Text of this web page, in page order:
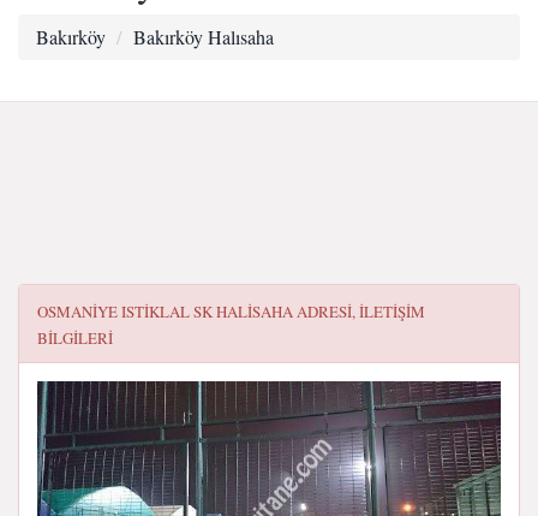
Bakırköy Bakırköy Halısaha
OSMANIYE ISTIKLAL SK HALISAHAADRESI, ILETIŞIM
BILGILERI